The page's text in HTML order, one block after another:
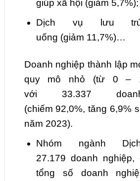
giúpxã hội (giảm 5,7%);
Dịch vụ lưu
uống (giảm 11,7%)…
Doanh nghiệp thành lập
quy mô nhỏ (từ 0 –
với 33.337
(chiếm 92,0%,tăng 6,9%
năm 2023).
Nhóm ngành
27.179 doanh nghiệp,
tổng số doanh